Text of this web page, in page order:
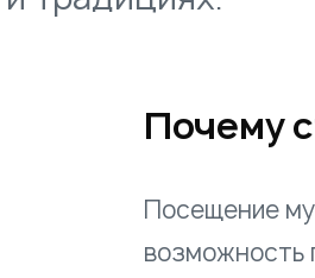
Почему
Посещение
возможность